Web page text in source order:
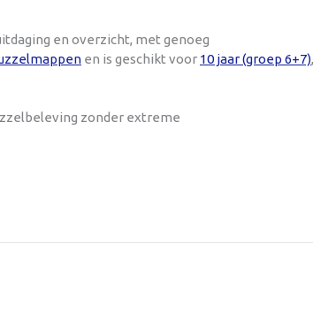
en overzicht, met genoeg
en is geschikt voor 10 jaar (groep 6+7),
zonder extreme